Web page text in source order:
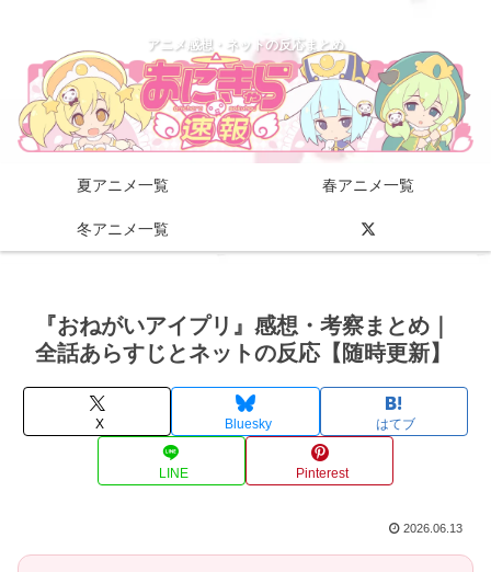
アニメ感想・ネットの反応まとめ
夏アニメ一覧 春アニメ一覧
冬アニメ一覧
『おねがいアイプリ』感想・考察まとめ｜
全話あらすじとネットの反応【随時更新】
X Bluesky はてブ
LINE Pinterest
2026.06.13